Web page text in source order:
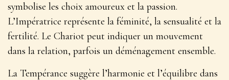
symbolise les choix amoureux et la passion.
L’Impératrice représente la féminité, la sensualité et la
fertilité. Le Chariot peut indiquer un mouvement
dans la relation, parfois un déménagement ensemble.
La Tempérance suggère l’harmonie et l’équilibre dans